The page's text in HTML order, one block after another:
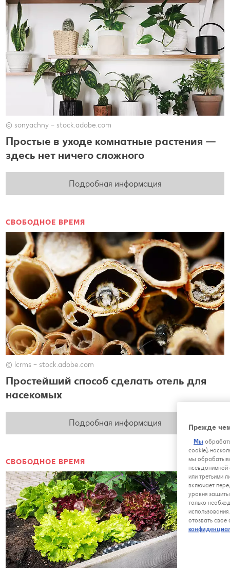
© sonyachny – stock.adobe.com
Простые в уходе комнатные растения —
здесь нет ничего сложного
Подробная информация
СВОБОДНОЕ ВРЕМЯ
© lcrms – stock.adobe.com
Простейший способ сделать отель для
насекомых
Подробная информация
СВОБОДНОЕ ВРЕМЯ
Прежде
Мы
cookie),
мы
псевдонимной
или третьими
включает
уровня
только
отозвать